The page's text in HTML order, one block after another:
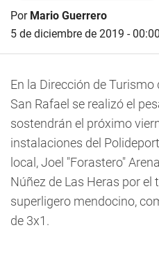
Por Mario Guerrero
5 de diciembre de 2019 - 00:00
En la Dirección de
San Rafael se realizó el
sostendrán el próximo
instalaciones del
local, Joel "Forastero"
Núñez de Las Heras por
superligero mendocino,
de 3x1.